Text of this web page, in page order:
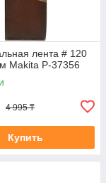
лента # 120
Makita P-37356
4 995 ₸
Купить